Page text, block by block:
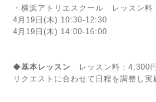
・横浜アトリエスクール
レッスン料
4月19日(木) 10:30-12:30
4月19日(木) 14:00-16:00
◆基本レッスン
レッスン料：4,300
リクエストに合わせて日程を調整し実